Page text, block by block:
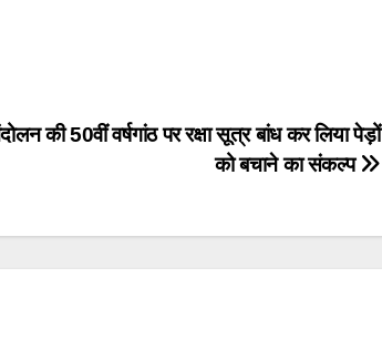
की 50वीं वर्षगांठ पर रक्षा सूत्र बांध कर लिया पेड़ों
को बचाने का संकल्प